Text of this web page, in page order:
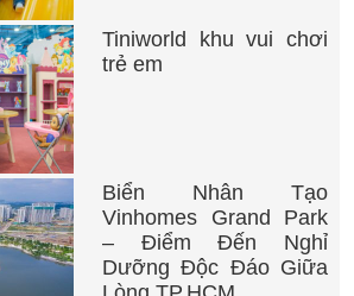
Tiniworld khu vui chơi
trẻ em
Biển Nhân Tạo
Vinhomes Grand Park
– Điểm Đến Nghỉ
Dưỡng Độc Đáo Giữa